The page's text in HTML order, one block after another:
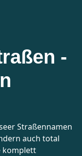
-
Straßennamen
auch total
komplett